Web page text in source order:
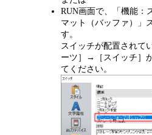
RUN画面で、「機能：
マット（バッファ）」
す。
スイッチが配置されて
ーツ］→［スイッチ］
てください。